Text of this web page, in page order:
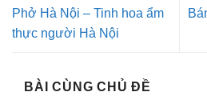
Phở Hà Nội – Tinh hoa ẩm
thực người Hà Nội
BÀI CÙNG CHỦ ĐỀ